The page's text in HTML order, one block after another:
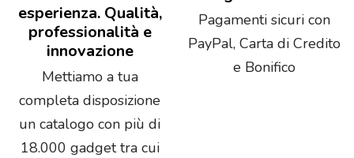
esperienza. Qualità,
professionalità e
innovazione
Mettiamo a tua
completa disposizione
un catalogo con più di
18.000 gadget tra cui
Pagamenti sicuri con
PayPal, Carta di Credito
e Bonifico